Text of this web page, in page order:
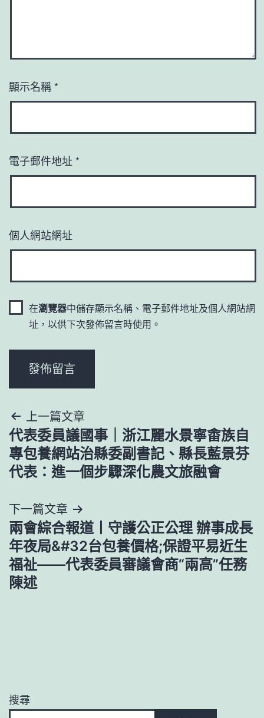
顯示名稱 *
電子郵件地址 *
個人網站網址
在瀏覽器中儲存顯示名稱、電子郵件地址及個人網站網
址，以供下次發佈留言時使用。
文
章
導
覽
上一篇文章
代表委員議國事｜浙江麗水景寧畬族自
專包養網站治縣委副書記、縣長藍景芬
代表：進一個步驟深化農文旅融會
下一篇文章
兩會綜合報道丨守護公正公理 辦事成長
年夜局&#32台包養價格;保證平易近生
福祉——代表委員審議會商“兩高”任務
陳述
搜尋